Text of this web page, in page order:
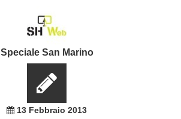
Speciale San Marino
13 Febbraio 2013